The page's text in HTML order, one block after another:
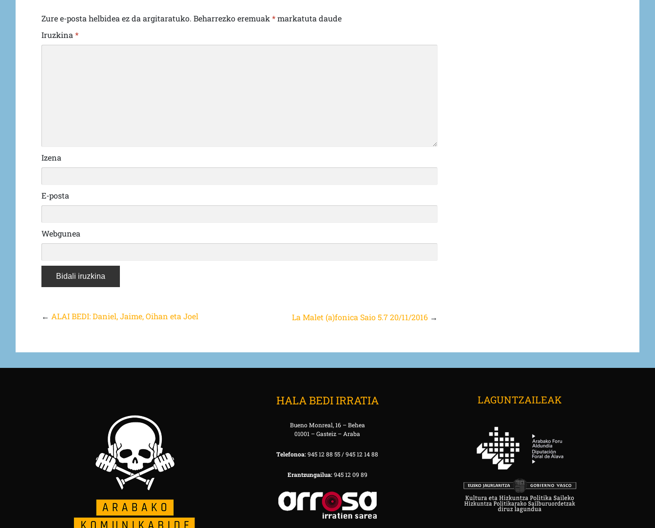
Zure e-posta helbidea ez da argitaratuko. Beharrezko eremuak*markatuta daude
Iruzkina*
Izena
E-posta
Webgunea
←ALAI BEDI: Daniel, Jaime, Oihan eta Joel La Malet (a)fonica Saio 5.7 20/11/2016 →
HALA BEDI IRRATIA
Bueno Monreal, 16 – Behea
01001 – Gasteiz – Araba
Telefonoa:945 12 88 55 / 945 12 14 88
Erantzungailua:945 12 09 89
LAGUNTZAILEAK